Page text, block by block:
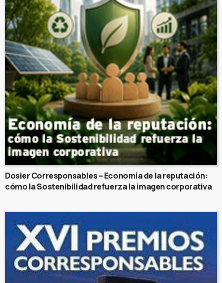
Dosier Corresponsables – Economía de la reputación:
cómo la Sostenibilidad refuerza la imagen corporativa